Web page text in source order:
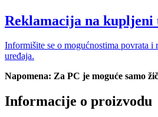
Reklamacija na kupljeni
Informišite se o mogućnostima povrata i
uređaja.
Napomena: Za PC je moguće samo
Informacije o proizvodu